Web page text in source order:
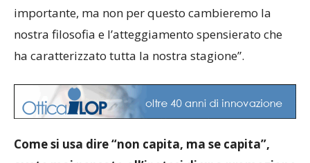
importante, ma non per questo cambieremo la
nostra filosofia e l’atteggiamento spensierato che
ha caratterizzato tutta la nostra stagione”.
Come si usa dire “non capita, ma se capita”,